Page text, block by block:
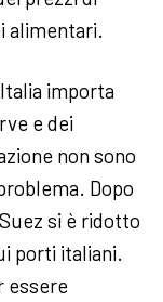
alimentari.
importa
e dei
non sono
Dopo
si è ridotto
porti italiani.
essere